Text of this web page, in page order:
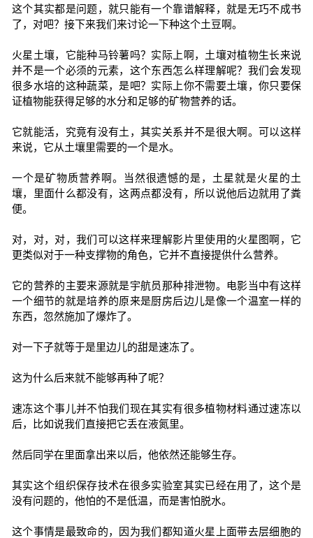
这个其实都是问题，就只能有一个靠谱解释，就是无巧不成书
了，对吧？接下来我们来讨论一下种这个土豆啊。
火星土壤，它能种马铃薯吗？实际上啊，土壤对植物生长来说
并不是一个必须的元素，这个东西怎么样理解呢？我们会发现
很多水培的这种蔬菜，是吧？实际上你不需要土壤，你只要保
证植物能获得足够的水分和足够的矿物营养的话。
它就能活，究竟有没有土，其实关系并不是很大啊。可以这样
来说，它从土壤里需要的一个是水。
一个是矿物质营养啊。当然很遗憾的是，土星就是火星的土
壤，里面什么都没有，这两点都没有，所以说他后边就用了粪
便。
对，对，对，我们可以这样来理解影片里使用的火星图啊，它
更类似对于一种支撑物的角色，它并不直接提供什么营养。
它的营养的主要来源就是宇航员那种排泄物。电影当中有这样
一个细节的就是培养的原来是厨房后边儿是像一个温室一样的
东西，忽然施加了爆炸了。
对一下子就等于是里边儿的甜是速冻了。
这为什么后来就不能够再种了呢？
速冻这个事儿并不怕我们现在其实有很多植物材料通过速冻以
后，比如说我们直接把它丢在液氮里。
然后同学在里面拿出来以后，他依然还能够生存。
其实这个组织保存技术在很多实验室其实已经在用了，这个是
没有问题的，他怕的不是低温，而是害怕脱水。
这个事情是最致命的，因为我们都知道火星上面带去层细胞的